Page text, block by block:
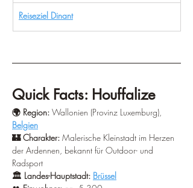
Reiseziel Dinant
Quick Facts: Houffalize
🌍 Region: Wallonien (Provinz Luxemburg),
Belgien
🏰 Charakter: Malerische Kleinstadt im Herzen
der Ardennen, bekannt für Outdoor- und
Radsport
🏛️ Landes-Hauptstadt: Brüssel